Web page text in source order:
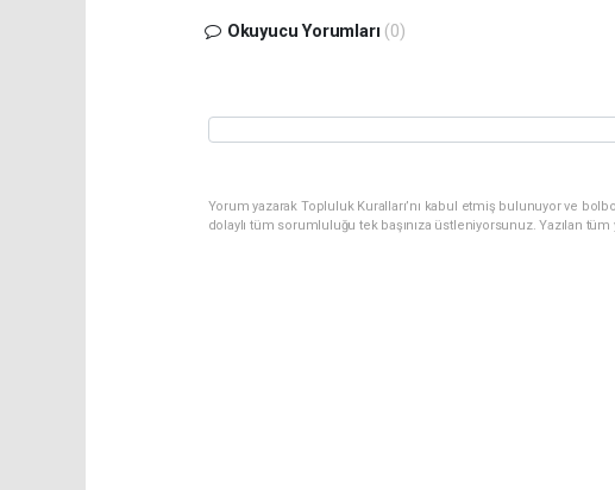
Okuyucu Yorumları (0)
Yorum yazarak Topluluk Kuralları’nı kabul etmiş bulunuyor ve
dolaylı tüm sorumluluğu tek başınıza üstleniyorsunuz. Yazılan